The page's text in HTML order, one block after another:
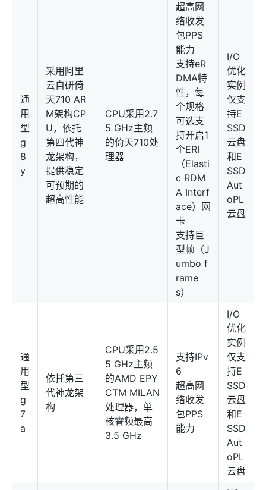
通
用
型
g
8
y
采用阿里
云自研倚
天710 AR
M架构CP
U，依托
第四代神
龙架构，
提供稳定
可预期的
超高性能
CPU采用2.7
5 GHz主频
的倚天710处
理器
超高网
络收发
包PPS
能力
支持eR
DMA特
性，每
个规格
可选支
持开启1
个ERI
（Elasti
c RDM
A Interf
ace）网
卡
支持巨
型帧（J
umbo f
rame
s）
I/O
优化
实例
仅支
持E
SSD
云盘
和E
SSD
Aut
oPL
云盘
通
用
型
g
7
a
依托第三
代神龙架
构
CPU采用2.5
5 GHz主频
的AMD EPY
CTM MILAN
处理器，单
核睿频最高
3.5 GHz
支持IPv
6
超高网
络收发
包PPS
能力
I/O
优化
实例
仅支
持E
SSD
云盘
和E
SSD
Aut
oPL
云盘